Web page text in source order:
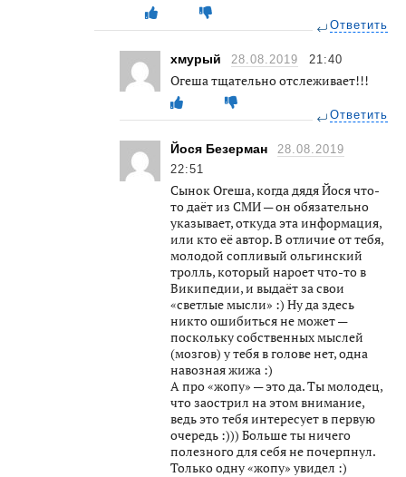
Ответить
хмурый 28.08.2019 21:40
Огеша тщательно отслеживает!!!
Ответить
Йося Безерман
28.08.2019
22:51
Сынок Огеша, когда дядя Йося что-
то даёт из СМИ — он обязательно
указывает, откуда эта информация,
или кто её автор. В отличие от тебя,
молодой сопливый ольгинский
тролль, который нароет что-то в
Википедии, и выдаёт за свои
«светлые мысли» :) Ну да здесь
никто ошибиться не может —
поскольку собственных мыслей
(мозгов) у тебя в голове нет, одна
навозная жижа :)
А про «жопу» — это да. Ты молодец,
что заострил на этом внимание,
ведь это тебя интересует в первую
очередь :))) Больше ты ничего
полезного для себя не почерпнул.
Только одну «жопу» увидел :)